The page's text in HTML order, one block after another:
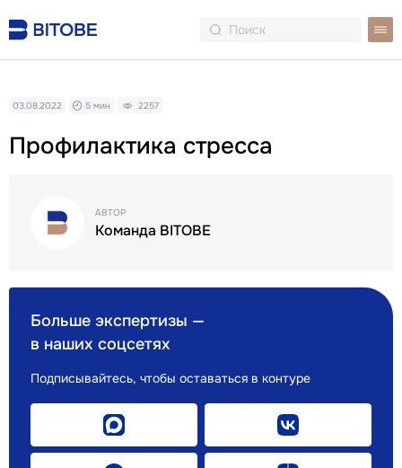
Профилактика стресса
03.08.2022 5 мин 2257
Больше экспертизы —
в наших соцсетях
Подписывайтесь, чтобы оставаться в контуре
АВТОР
Команда BITOBE